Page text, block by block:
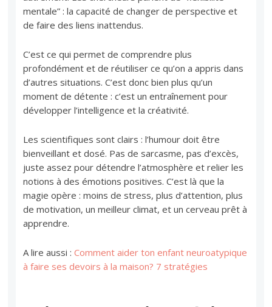
mentale” : la capacité de changer de perspective et
de faire des liens inattendus.
C’est ce qui permet de comprendre plus
profondément et de réutiliser ce qu’on a appris dans
d’autres situations. C’est donc bien plus qu’un
moment de détente : c’est un entraînement pour
développer l’intelligence et la créativité.
Les scientifiques sont clairs : l’humour doit être
bienveillant et dosé. Pas de sarcasme, pas d’excès,
juste assez pour détendre l’atmosphère et relier les
notions à des émotions positives. C’est là que la
magie opère : moins de stress, plus d’attention, plus
de motivation, un meilleur climat, et un cerveau prêt à
apprendre.
A lire aussi :Comment aider ton enfant neuroatypique
à faire ses devoirs à la maison? 7 stratégies